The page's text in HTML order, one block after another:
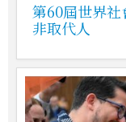
第60屆世界
非取代人